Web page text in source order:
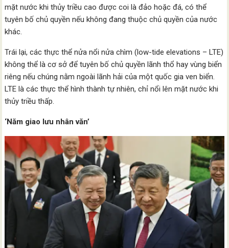
mặt nước khi thủy triều cao được coi là đảo hoặc đá, có thể
tuyên bố chủ quyền nếu không đang thuộc chủ quyền của nước
khác.
Trái lại, các thực thể nửa nổi nửa chìm (low-tide elevations – LTE)
không thể là cơ sở để tuyên bố chủ quyền lãnh thổ hay vùng biển
riêng nếu chúng nằm ngoài lãnh hải của một quốc gia ven biển.
LTE là các thực thể hình thành tự nhiên, chỉ nổi lên mặt nước khi
thủy triều thấp.
‘Năm giao lưu nhân văn’